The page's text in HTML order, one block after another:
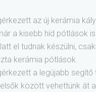
az új kerámia
a kisebb híd pótlások
el tudnak készülni,
kerámia pótlások.
a legújabb segítő
között vehettünk át